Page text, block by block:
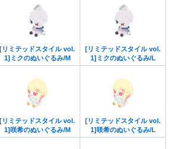
[リミテッドスタイル vol.
1]ミクのぬいぐるみ/M
[リミテッドスタイル vol.
1]ミクのぬいぐるみ/L
[リミテッドスタイル vol.
1]咲希のぬいぐるみ/M
[リミテッドスタイル vol.
1]咲希のぬいぐるみ/L